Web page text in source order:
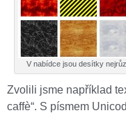
V nabídce jsou desítky
Zvolili jsme například
caffè“. S písmem